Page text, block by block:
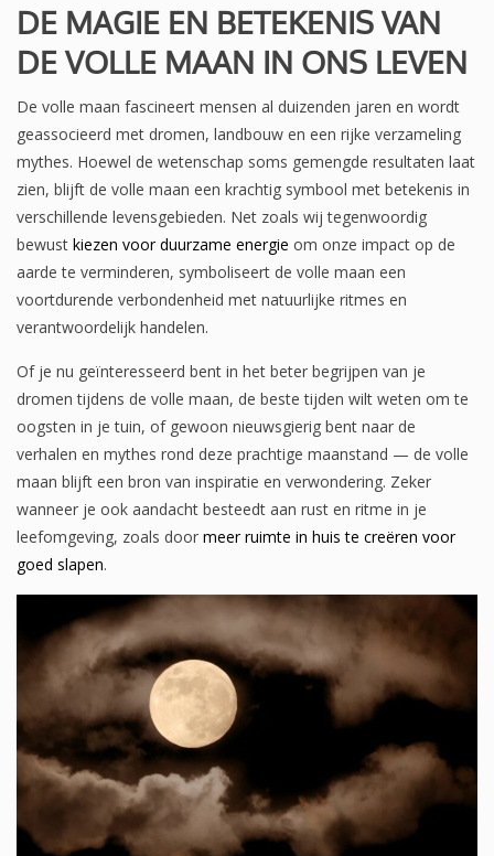
DE MAGIE EN BETEKENIS VAN
DE VOLLE MAAN IN ONS LEVEN
De volle maan fascineert mensen al duizenden jaren en wordt
geassocieerd met dromen, landbouw en een rijke verzameling
mythes. Hoewel de wetenschap soms gemengde resultaten laat
zien, blijft de volle maan een krachtig symbool met betekenis in
verschillende levensgebieden. Net zoals wij tegenwoordig
bewust kiezen voor duurzame energie om onze impact op de
aarde te verminderen, symboliseert de volle maan een
voortdurende verbondenheid met natuurlijke ritmes en
verantwoordelijk handelen.
Of je nu geïnteresseerd bent in het beter begrijpen van je
dromen tijdens de volle maan, de beste tijden wilt weten om te
oogsten in je tuin, of gewoon nieuwsgierig bent naar de
verhalen en mythes rond deze prachtige maanstand — de volle
maan blijft een bron van inspiratie en verwondering. Zeker
wanneer je ook aandacht besteedt aan rust en ritme in je
leefomgeving, zoals door meer ruimte in huis te creëren voor
goed slapen.